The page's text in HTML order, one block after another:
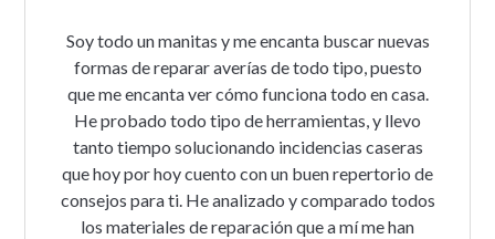
Soy todo un manitas y me encanta buscar nuevas
formas de reparar averías de todo tipo, puesto
que me encanta ver cómo funciona todo en casa.
He probado todo tipo de herramientas, y llevo
tanto tiempo solucionando incidencias caseras
que hoy por hoy cuento con un buen repertorio de
consejos para ti. He analizado y comparado todos
los materiales de reparación que a mí me han